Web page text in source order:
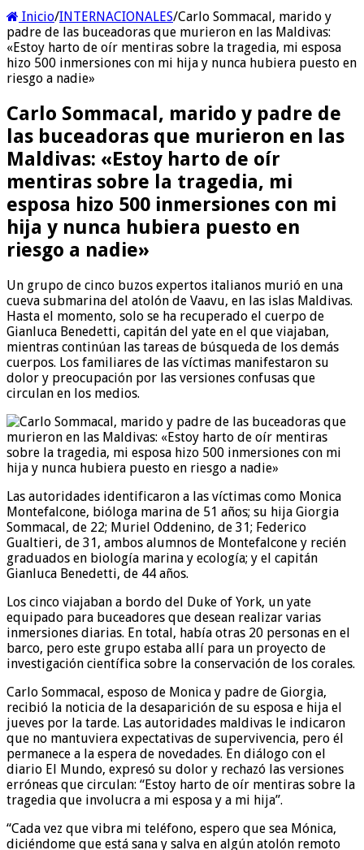
Inicio/INTERNACIONALES/Carlo Sommacal, marido y
padre de las buceadoras que murieron en las Maldivas:
«Estoy harto de oír mentiras sobre la tragedia, mi esposa
hizo 500 inmersiones con mi hija y nunca hubiera puesto en
riesgo a nadie»
Carlo Sommacal, marido y padre de
las buceadoras que murieron en las
Maldivas: «Estoy harto de oír
mentiras sobre la tragedia, mi
esposa hizo 500 inmersiones con mi
hija y nunca hubiera puesto en
riesgo a nadie»
Un grupo de cinco buzos expertos italianos murió en una
cueva submarina del atolón de Vaavu, en las islas Maldivas.
Hasta el momento, solo se ha recuperado el cuerpo de
Gianluca Benedetti, capitán del yate en el que viajaban,
mientras continúan las tareas de búsqueda de los demás
cuerpos. Los familiares de las víctimas manifestaron su
dolor y preocupación por las versiones confusas que
circulan en los medios.
Las autoridades identificaron a las víctimas como Monica
Montefalcone, bióloga marina de 51 años; su hija Giorgia
Sommacal, de 22; Muriel Oddenino, de 31; Federico
Gualtieri, de 31, ambos alumnos de Montefalcone y recién
graduados en biología marina y ecología; y el capitán
Gianluca Benedetti, de 44 años.
Los cinco viajaban a bordo del Duke of York, un yate
equipado para buceadores que desean realizar varias
inmersiones diarias. En total, había otras 20 personas en el
barco, pero este grupo estaba allí para un proyecto de
investigación científica sobre la conservación de los corales.
Carlo Sommacal, esposo de Monica y padre de Giorgia,
recibió la noticia de la desaparición de su esposa e hija el
jueves por la tarde. Las autoridades maldivas le indicaron
que no mantuviera expectativas de supervivencia, pero él
permanece a la espera de novedades. En diálogo con el
diario El Mundo, expresó su dolor y rechazó las versiones
erróneas que circulan: “Estoy harto de oír mentiras sobre la
tragedia que involucra a mi esposa y a mi hija”.
“Cada vez que vibra mi teléfono, espero que sea Mónica,
diciéndome que está sana y salva en algún atolón remoto